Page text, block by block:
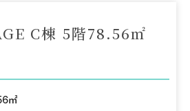
C棟 5階78.56㎡
㎡